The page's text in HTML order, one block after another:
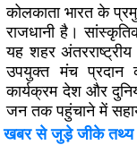
कोलकाता भारत के
राजधानी है।
यह शहर
उपयुक्त मंच प्रदान
कार्यक्रम देश और
जन तक पहुंचाने में
खबर से जुड़े जीके तथ्य